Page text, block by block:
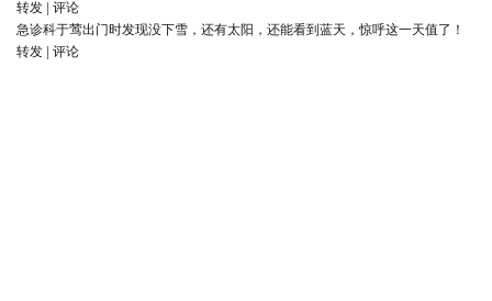
转发
评论
急诊科于莺出门时发现没下雪，还有太阳，还能看到蓝天，惊呼这一天值了！
转发
评论